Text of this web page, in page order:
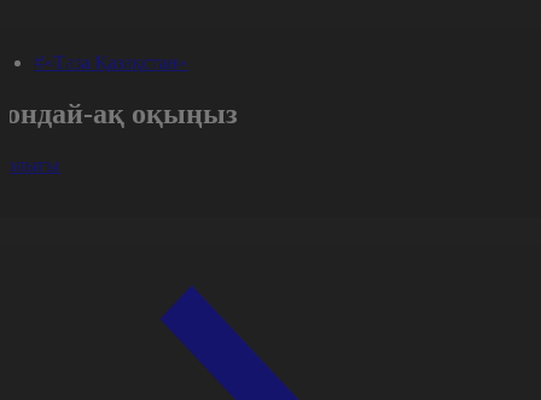
#«Таза Қазақстан»
ақ оқыңыз